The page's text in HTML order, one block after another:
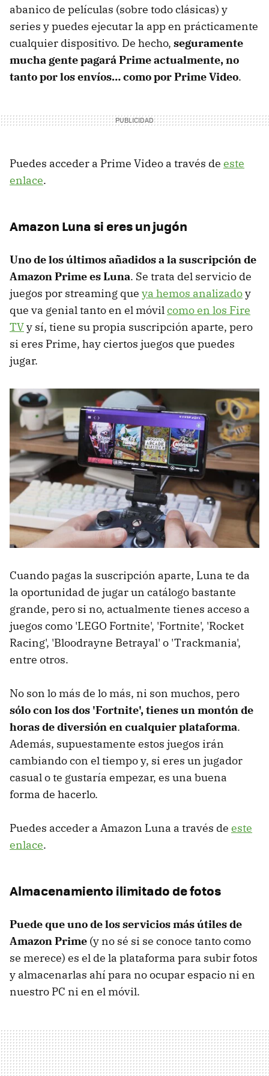
abanico de películas (sobre todo clásicas) y
series y puedes ejecutar la app en prácticamente
cualquier dispositivo. De hecho, seguramente
mucha gente pagará Prime actualmente, no
tanto por los envíos… como por Prime Video.
Puedes acceder a Prime Video a través de este
enlace.
Amazon Luna si eres un jugón
Uno de los últimos añadidos a la suscripción de
Amazon Prime es Luna. Se trata del servicio de
juegos por streaming que ya hemos analizadoy
que va genial tanto en el móvilcomo en los Fire
TVy sí, tiene su propia suscripción aparte, pero
si eres Prime, hay ciertos juegos que puedes
jugar.
Cuando pagas la suscripción aparte, Luna te da
la oportunidad de jugar un catálogo bastante
grande, pero si no, actualmente tienes acceso a
juegos como 'LEGO Fortnite', 'Fortnite', 'Rocket
Racing', 'Bloodrayne Betrayal' o 'Trackmania',
entre otros.
No son lo más de lo más, ni son muchos, pero
sólo con los dos 'Fortnite', tienes un montón de
horas de diversión en cualquier plataforma.
Además, supuestamente estos juegos irán
cambiando con el tiempo y, si eres un jugador
casual o te gustaría empezar, es una buena
forma de hacerlo.
Puedes acceder a Amazon Luna a través de este
enlace.
Almacenamiento ilimitado de fotos
Puede que uno de los servicios más útiles de
Amazon Prime (y no sé si se conoce tanto como
se merece) es el de la plataforma para subir fotos
y almacenarlas ahí para no ocupar espacio ni en
nuestro PC ni en el móvil.